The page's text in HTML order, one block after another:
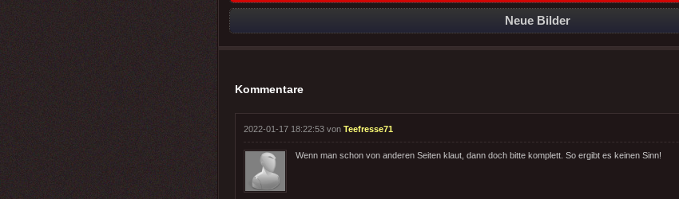
Neue Bilder
Kommentare
2022-01-17 18:22:53 von Teefresse71
Wenn man schon von anderen Seiten klaut, dann doch bitte komplett. So ergibt es keinen Sinn!